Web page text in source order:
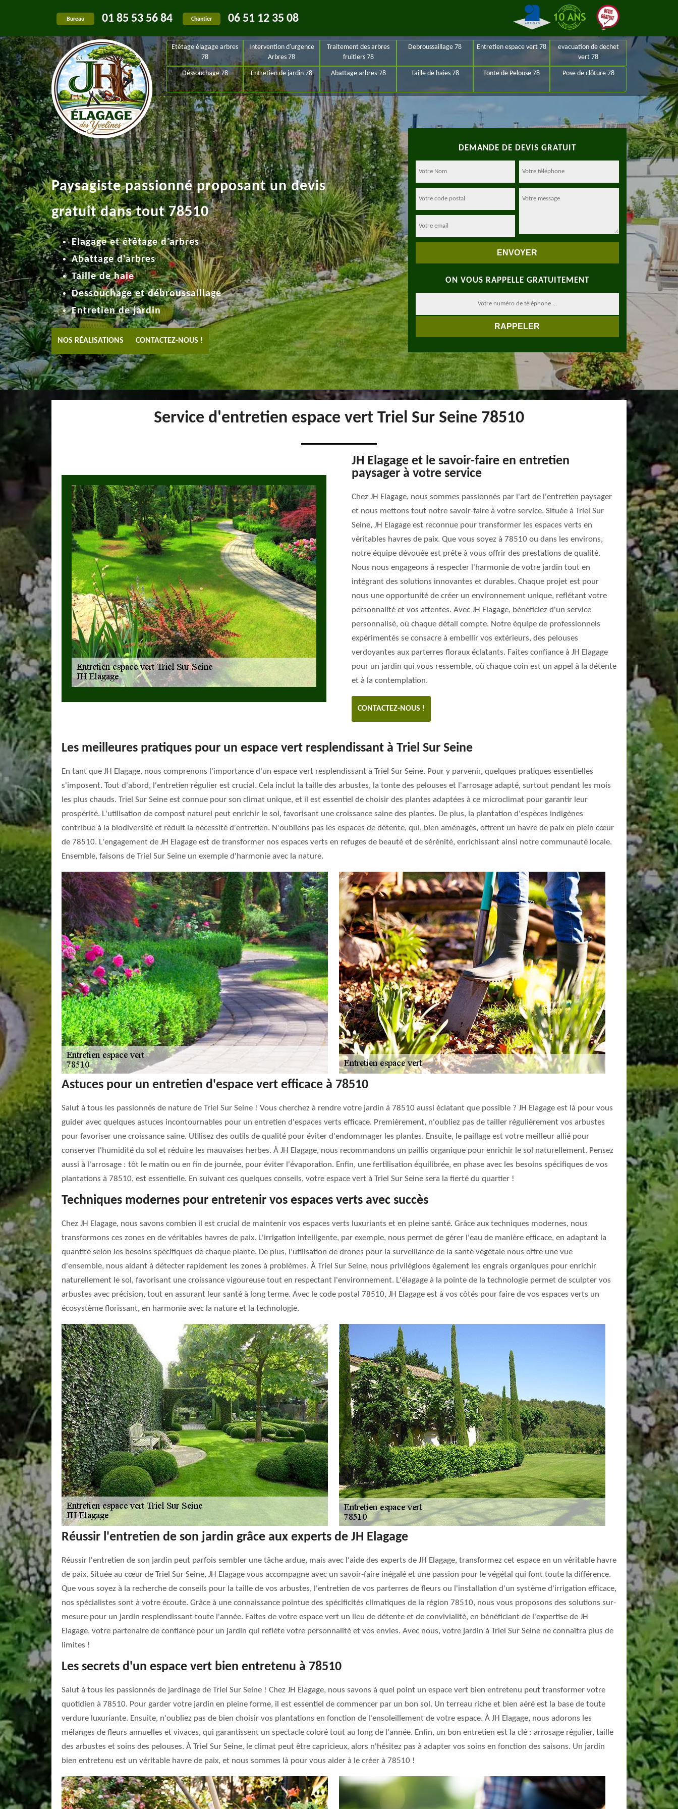
Bureau 01 85 53 56 84 Chantier 06 51 12 35 08
Etêtage élagage arbres
78
Intervention d'urgence
Arbres 78
Traitement des arbres
fruitiers 78
Debroussaillage 78 Entretien espace vert 78
evacuation de dechet
vert 78
Déssouchage 78 Entretien de jardin 78 Abattage arbres-78 Taille de haies 78 Tonte de Pelouse 78 Pose de clôture 78
DEMANDE DE DEVIS GRATUIT
ON VOUS RAPPELLE GRATUITEMENT
Paysagiste passionné proposant un devis
gratuit dans tout 78510
Elagage et étêtage d'arbres
Abattage d'arbres
Taille de haie
Dessouchage et débroussaillage
Entretien de jardin
NOS RÉALISATIONS CONTACTEZ-NOUS !
Service d'entretien espace vert Triel Sur Seine 78510
JH Elagage et le savoir-faire en entretien
paysager à votre service
Chez JH Elagage, nous sommes passionnés par l'art de l'entretien paysager
et nous mettons tout notre savoir-faire à votre service. Située à Triel Sur
Seine, JH Elagage est reconnue pour transformer les espaces verts en
véritables havres de paix. Que vous soyez à 78510 ou dans les environs,
notre équipe dévouée est prête à vous offrir des prestations de qualité.
Nous nous engageons à respecter l'harmonie de votre jardin tout en
intégrant des solutions innovantes et durables. Chaque projet est pour
nous une opportunité de créer un environnement unique, reflétant votre
personnalité et vos attentes. Avec JH Elagage, bénéficiez d'un service
personnalisé, où chaque détail compte. Notre équipe de professionnels
expérimentés se consacre à embellir vos extérieurs, des pelouses
verdoyantes aux parterres floraux éclatants. Faites confiance à JH Elagage
pour un jardin qui vous ressemble, où chaque coin est un appel à la détente
et à la contemplation.
CONTACTEZ-NOUS !
Les meilleures pratiques pour un espace vert resplendissant à Triel Sur Seine
En tant que JH Elagage, nous comprenons l'importance d'un espace vert resplendissant à Triel Sur Seine. Pour y parvenir, quelques pratiques essentielles
s'imposent. Tout d'abord, l'entretien régulier est crucial. Cela inclut la taille des arbustes, la tonte des pelouses et l'arrosage adapté, surtout pendant les mois
les plus chauds. Triel Sur Seine est connue pour son climat unique, et il est essentiel de choisir des plantes adaptées à ce microclimat pour garantir leur
prospérité. L'utilisation de compost naturel peut enrichir le sol, favorisant une croissance saine des plantes. De plus, la plantation d'espèces indigènes
contribue à la biodiversité et réduit la nécessité d'entretien. N'oublions pas les espaces de détente, qui, bien aménagés, offrent un havre de paix en plein cœur
de 78510. L'engagement de JH Elagage est de transformer nos espaces verts en refuges de beauté et de sérénité, enrichissant ainsi notre communauté locale.
Ensemble, faisons de Triel Sur Seine un exemple d'harmonie avec la nature.
Astuces pour un entretien d'espace vert efficace à 78510
Salut à tous les passionnés de nature de Triel Sur Seine ! Vous cherchez à rendre votre jardin à 78510 aussi éclatant que possible ? JH Elagage est là pour vous
guider avec quelques astuces incontournables pour un entretien d'espaces verts efficace. Premièrement, n'oubliez pas de tailler régulièrement vos arbustes
pour favoriser une croissance saine. Utilisez des outils de qualité pour éviter d'endommager les plantes. Ensuite, le paillage est votre meilleur allié pour
conserver l'humidité du sol et réduire les mauvaises herbes. À JH Elagage, nous recommandons un paillis organique pour enrichir le sol naturellement. Pensez
aussi à l'arrosage : tôt le matin ou en fin de journée, pour éviter l'évaporation. Enfin, une fertilisation équilibrée, en phase avec les besoins spécifiques de vos
plantations à 78510, est essentielle. En suivant ces quelques conseils, votre espace vert à Triel Sur Seine sera la fierté du quartier !
Techniques modernes pour entretenir vos espaces verts avec succès
Chez JH Elagage, nous savons combien il est crucial de maintenir vos espaces verts luxuriants et en pleine santé. Grâce aux techniques modernes, nous
transformons ces zones en de véritables havres de paix. L'irrigation intelligente, par exemple, nous permet de gérer l'eau de manière efficace, en adaptant la
quantité selon les besoins spécifiques de chaque plante. De plus, l'utilisation de drones pour la surveillance de la santé végétale nous offre une vue
d'ensemble, nous aidant à détecter rapidement les zones à problèmes. À Triel Sur Seine, nous privilégions également les engrais organiques pour enrichir
naturellement le sol, favorisant une croissance vigoureuse tout en respectant l'environnement. L'élagage à la pointe de la technologie permet de sculpter vos
arbustes avec précision, tout en assurant leur santé à long terme. Avec le code postal 78510, JH Elagage est à vos côtés pour faire de vos espaces verts un
écosystème florissant, en harmonie avec la nature et la technologie.
Réussir l'entretien de son jardin grâce aux experts de JH Elagage
Réussir l'entretien de son jardin peut parfois sembler une tâche ardue, mais avec l'aide des experts de JH Elagage, transformez cet espace en un véritable havre
de paix. Située au cœur de Triel Sur Seine, JH Elagage vous accompagne avec un savoir-faire inégalé et une passion pour le végétal qui font toute la différence.
Que vous soyez à la recherche de conseils pour la taille de vos arbustes, l'entretien de vos parterres de fleurs ou l'installation d'un système d'irrigation efficace,
nos spécialistes sont à votre écoute. Grâce à une connaissance pointue des spécificités climatiques de la région 78510, nous vous proposons des solutions sur-
mesure pour un jardin resplendissant toute l'année. Faites de votre espace vert un lieu de détente et de convivialité, en bénéficiant de l'expertise de JH
Elagage, votre partenaire de confiance pour un jardin qui reflète votre personnalité et vos envies. Avec nous, votre jardin à Triel Sur Seine ne connaîtra plus de
limites !
Les secrets d'un espace vert bien entretenu à 78510
Salut à tous les passionnés de jardinage de Triel Sur Seine ! Chez JH Elagage, nous savons à quel point un espace vert bien entretenu peut transformer votre
quotidien à 78510. Pour garder votre jardin en pleine forme, il est essentiel de commencer par un bon sol. Un terreau riche et bien aéré est la base de toute
verdure luxuriante. Ensuite, n'oubliez pas de bien choisir vos plantations en fonction de l'ensoleillement de votre espace. À JH Elagage, nous adorons les
mélanges de fleurs annuelles et vivaces, qui garantissent un spectacle coloré tout au long de l'année. Enfin, un bon entretien est la clé : arrosage régulier, taille
des arbustes et soins des pelouses. À Triel Sur Seine, le climat peut être capricieux, alors n'hésitez pas à adapter vos soins en fonction des saisons. Un jardin
bien entretenu est un véritable havre de paix, et nous sommes là pour vous aider à le créer à 78510 !